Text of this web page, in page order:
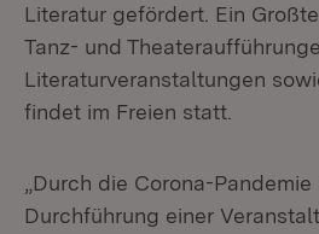
Literatur gefördert. Ein
Tanz- und
Literaturveranstaltungen
findet im Freien statt.
„Durch die Corona-
Durchführung einer